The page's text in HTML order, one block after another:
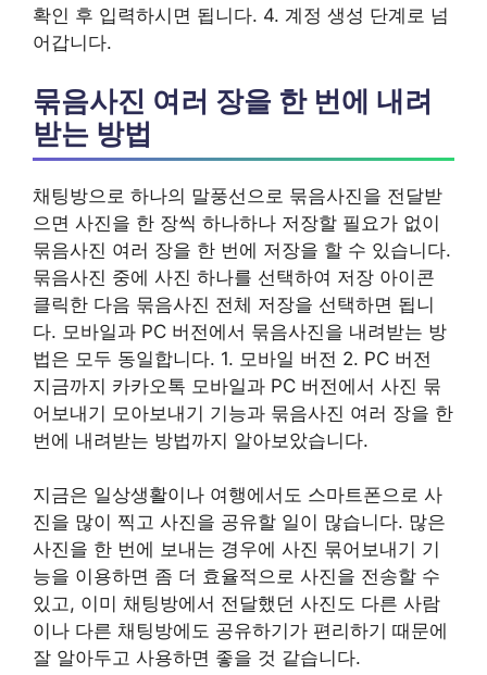
확인 후 입력하시면 됩니다. 4. 계정 생성 단계로 넘
어갑니다.
묶음사진 여러 장을 한 번에 내려
받는 방법
채팅방으로 하나의 말풍선으로 묶음사진을 전달받
으면 사진을 한 장씩 하나하나 저장할 필요가 없이
묶음사진 여러 장을 한 번에 저장을 할 수 있습니다.
묶음사진 중에 사진 하나를 선택하여 저장 아이콘
클릭한 다음 묶음사진 전체 저장을 선택하면 됩니
다. 모바일과 PC 버전에서 묶음사진을 내려받는 방
법은 모두 동일합니다. 1. 모바일 버전 2. PC 버전
지금까지 카카오톡 모바일과 PC 버전에서 사진 묶
어보내기 모아보내기 기능과 묶음사진 여러 장을 한
번에 내려받는 방법까지 알아보았습니다.
지금은 일상생활이나 여행에서도 스마트폰으로 사
진을 많이 찍고 사진을 공유할 일이 많습니다. 많은
사진을 한 번에 보내는 경우에 사진 묶어보내기 기
능을 이용하면 좀 더 효율적으로 사진을 전송할 수
있고, 이미 채팅방에서 전달했던 사진도 다른 사람
이나 다른 채팅방에도 공유하기가 편리하기 때문에
잘 알아두고 사용하면 좋을 것 같습니다.